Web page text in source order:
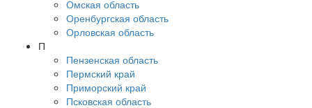
Омская область
Оренбургская область
Орловская область
П
Пензенская область
Пермский край
Приморский край
Псковская область